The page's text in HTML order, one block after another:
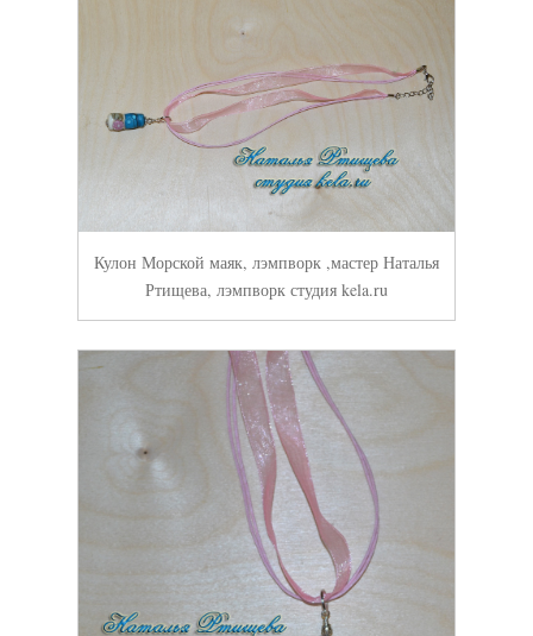
Кулон Морской маяк, лэмпворк ,мастер Наталья
Ртищева, лэмпворк студия kela.ru